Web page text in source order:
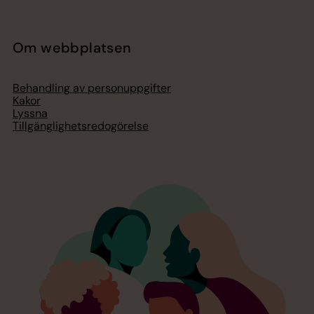
Om webbplatsen
Behandling av personuppgifter
Kakor
Lyssna
Tillgänglighetsredogörelse